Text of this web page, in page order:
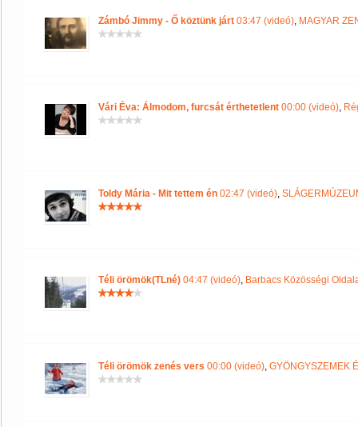
Zámbó Jimmy - Ő köztünk járt 03:47 (videó), MAGYAR
Vári Éva: Álmodom, furcsát érthetetlent 00:00 (videó),
Toldy Mária - Mit tettem én 02:47 (videó),
Téli örömök(TLné) 04:47 (videó), Barbacs Közösségi
Téli örömök zenés vers 00:00 (videó), GYÖNGYSZEMEK